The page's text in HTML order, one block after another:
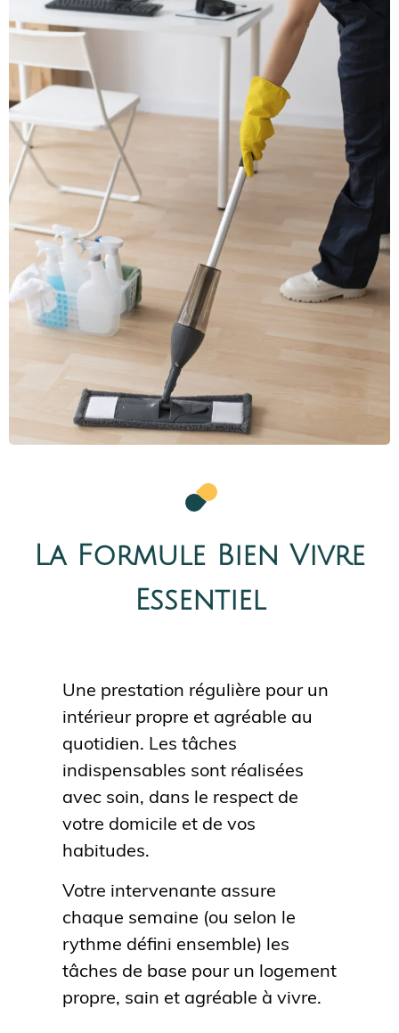
La Formule Bien Vivre
Essentiel
Une prestation régulière pour un
intérieur propre et agréable au
quotidien. Les tâches
indispensables sont réalisées
avec soin, dans le respect de
votre domicile et de vos
habitudes.
Votre intervenante assure
chaque semaine (ou selon le
rythme défini ensemble) les
tâches de base pour un logement
propre, sain et agréable à vivre.